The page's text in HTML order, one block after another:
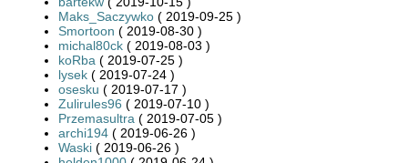
Maks_Saczywko ( 2019-09-25 )
Smortoon ( 2019-08-30 )
michal80ck ( 2019-08-03 )
koRba ( 2019-07-25 )
lysek ( 2019-07-24 )
osesku ( 2019-07-17 )
Zulirules96 ( 2019-07-10 )
Przemasultra ( 2019-07-05 )
archi194 ( 2019-06-26 )
Waski ( 2019-06-26 )